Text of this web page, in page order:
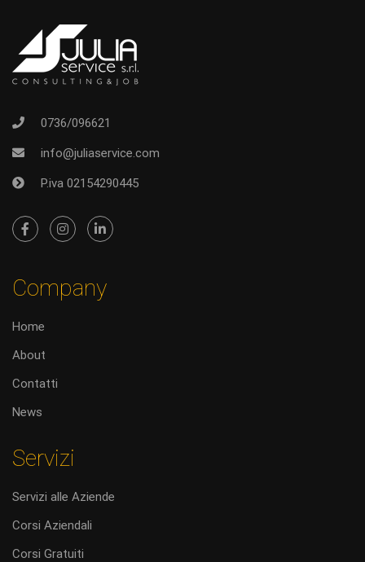
0736/096621
info@juliaservice.com
P.iva 02154290445
Company
Home
About
Contatti
News
Servizi
Servizi alle Aziende
Corsi Aziendali
Corsi Gratuiti